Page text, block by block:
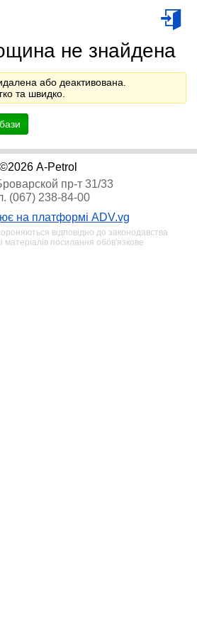
не знайдена
або деактивована.
та швидко.
©2026 A-Petrol
пр-т 31/33
(067) 238-84-00
на платформі ADV.vg
відповідно до законодавства
матеріалів посилання обов'язкове